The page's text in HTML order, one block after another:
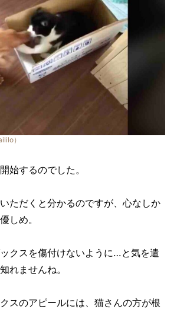
）
始するのでした。
ただくと分かるのですが、心なしか
しめ。
クスを傷付けないように…と気を遣
れませんね。
スのアピールには、猫さんの方が根